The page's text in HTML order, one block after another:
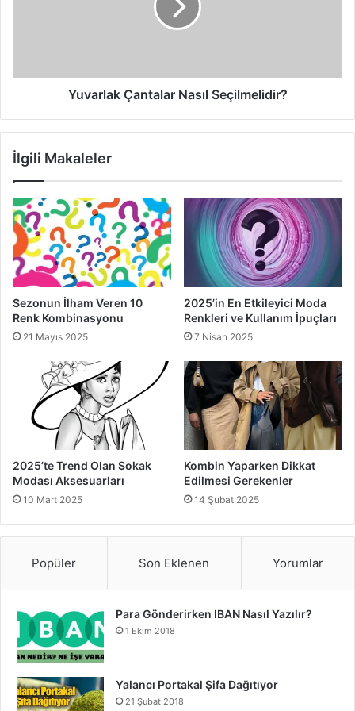
metalik renklerlin ön planda olduğunu görmekteyiz. Bunun
yanı sıra, bu tarz ayakkabılarda topuklu modellerin ön
Metalik ayakkabılarkonusunda dikkat etmeniz gereken
Kullanması biraz cesaret isteyen bu ayakkabılar ile ilgili
katalogları inceleyerek en doğru kararı verebilir ve
şıklığınıza önemli oranda farklılık katmanız mümkün
2015 sonbahar modası
metalik ayakkabılar
metalik ayakkabılar nasıl seçilmelidir
Yuvarlak Çantalar Nasıl Seçilmelidir?
İlgili Makaleler
Sezonun İlham Veren 10
Renk Kombinasyonu
21 Mayıs 2025
2025’in En Etkileyici Moda
Renkleri ve Kullanım İpuçları
7 Nisan 2025
2025’te Trend Olan Sokak
Modası Aksesuarları
10 Mart 2025
Kombin Yaparken Dikkat
Edilmesi Gerekenler
14 Şubat 2025
Popüler Son Eklenen Yorumlar
Para Gönderirken IBAN Nasıl Yazılır?
1 Ekim 2018
Yalancı Portakal Şifa Dağıtıyor
21 Şubat 2018